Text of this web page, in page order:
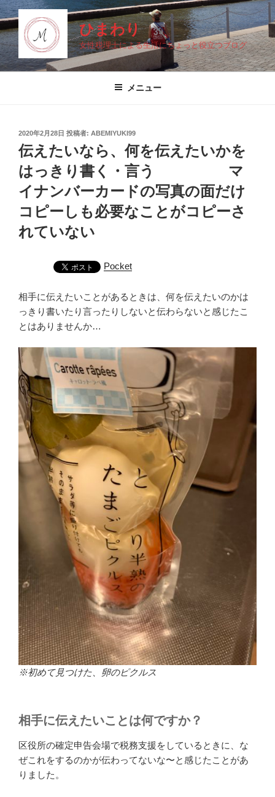
コ
ン
テ
ン
ツ
ひまわり
女性税理士による生活にちょっと役立つブログ
メニュー
投
稿
日:
2020年2月28日 投稿者: ABEMIYUKI99
伝えたいなら、何を伝えたいかを
はっきり書く・言う マ
イナンバーカードの写真の面だけ
コピーしも必要なことがコピーさ
れていない
Pocket
相手に伝えたいことがあるときは、何を伝えたいのかは
っきり書いたり言ったりしないと伝わらないと感じたこ
とはありませんか…
※初めて見つけた、卵のピクルス
相手に伝えたいことは何ですか？
区役所の確定申告会場で税務支援をしているときに、な
ぜこれをするのかが伝わってないな〜と感じたことがあ
りました。